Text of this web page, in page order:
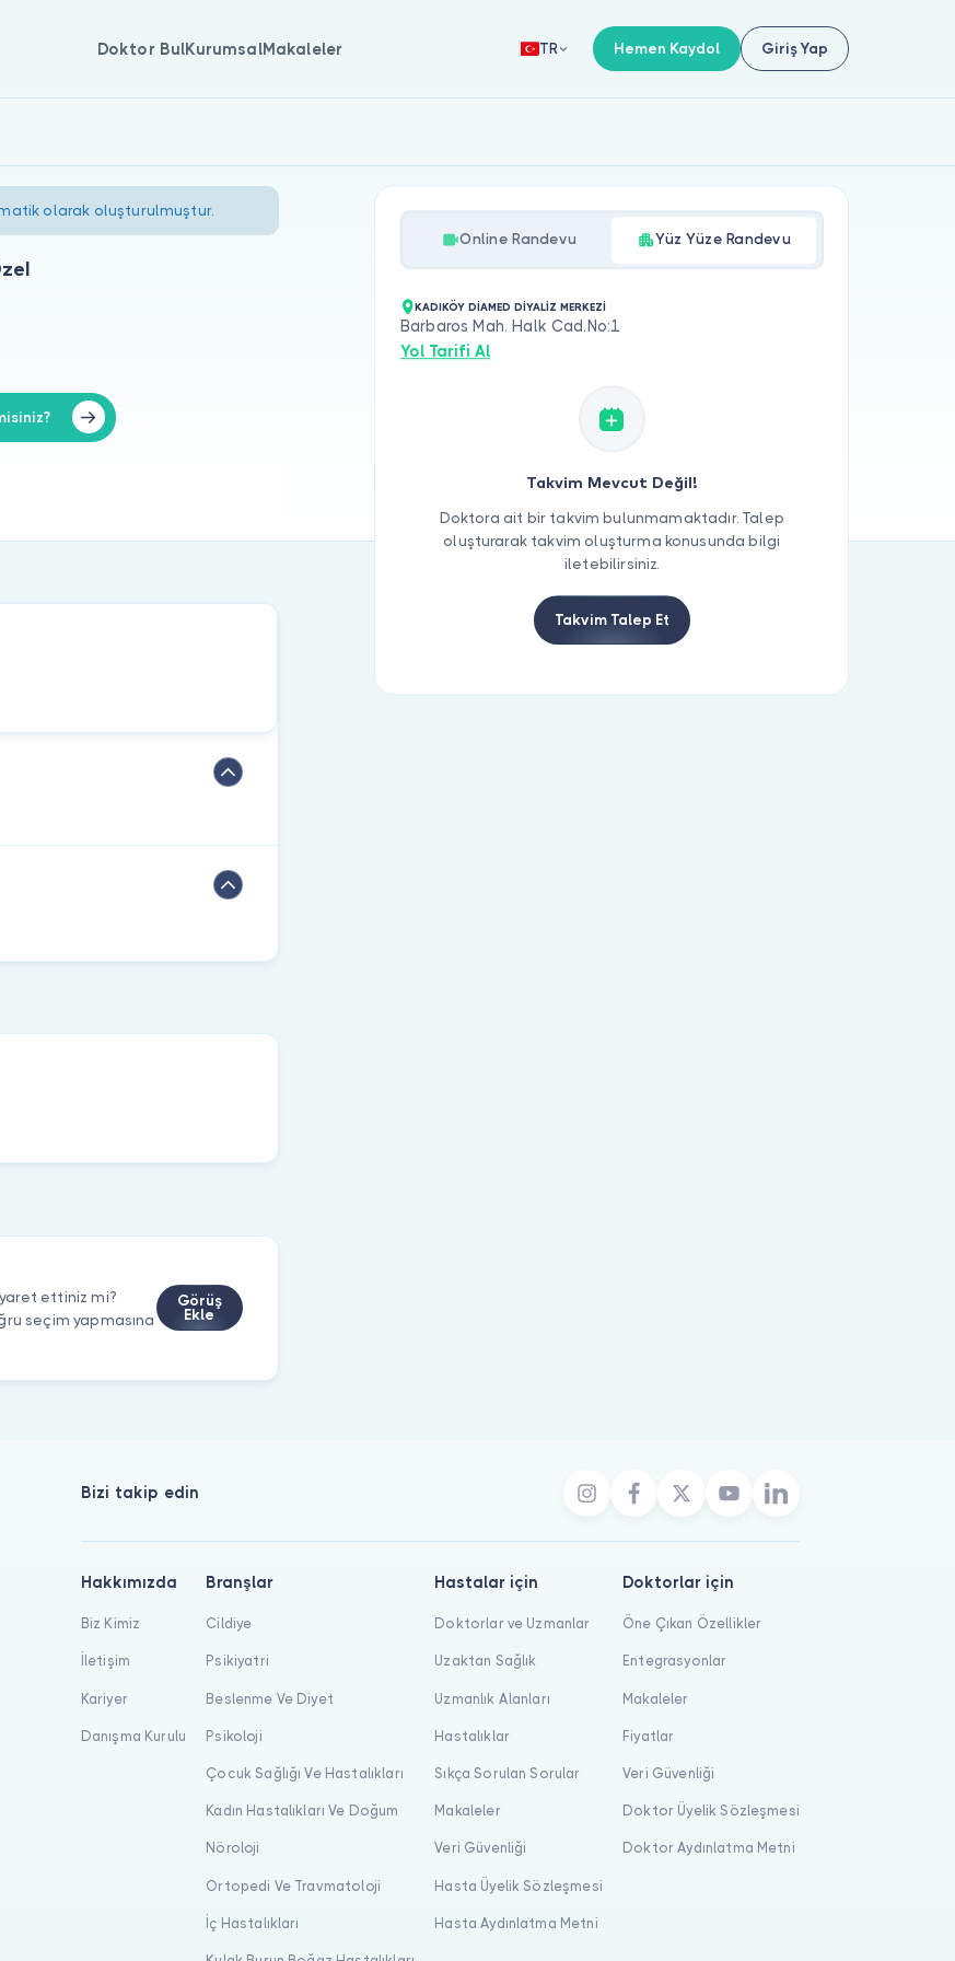
Doktor BulKurumsalMakaleler TR Hemen Kaydol Giriş Yap
olarak oluşturulmuştur.
ettiniz mi?
seçim yapmasına
Görüş
Ekle
Online Randevu Yüz Yüze Randevu
KADIKÖY DİAMED DİYALİZ MERKEZİ
Barbaros Mah. Halk Cad.No:1
Yol Tarifi Al
Takvim Mevcut Değil!
Doktora ait bir takvim bulunmamaktadır. Talep
oluşturarak takvim oluşturma konusunda bilgi
iletebilirsiniz.
Takvim Talep Et
Bizi takip edin
Hakkımızda
Biz Kimiz
İletişim
Kariyer
Danışma Kurulu
Branşlar
Cildiye
Psikiyatri
Beslenme Ve Diyet
Psikoloji
Çocuk Sağlığı Ve Hastalıkları
Kadın Hastalıkları Ve Doğum
Nöroloji
Ortopedi Ve Travmatoloji
İç Hastalıkları
Hastalar için
Doktorlar ve Uzmanlar
Uzaktan Sağlık
Uzmanlık Alanları
Hastalıklar
Sıkça Sorulan Sorular
Makaleler
Veri Güvenliği
Hasta Üyelik Sözleşmesi
Hasta Aydınlatma Metni
Doktorlar için
Öne Çıkan Özellikler
Entegrasyonlar
Makaleler
Fiyatlar
Veri Güvenliği
Doktor Üyelik Sözleşmesi
Doktor Aydınlatma Metni